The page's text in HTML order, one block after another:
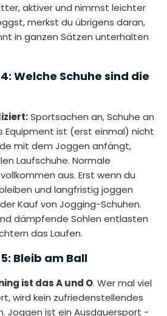
aktiver und nimmst leichter
merkst du übrigens daran,
in ganzen Sätzen unterhalten
Welche Schuhe sind die
Sportsachen an, Schuhe an
Equipment ist (erst einmal) nicht
mit dem Joggen anfängt,
Laufschuhe. Normale
aus. Erst wenn du
und langfristig joggen
Kauf von Jogging-Schuhen.
dämpfende Sohlen entlasten
das Laufen.
Bleib am Ball
ist das A und O. Wer mal viel
wird kein zufriedenstellendes
Joggen ist ein Ausdauersport -